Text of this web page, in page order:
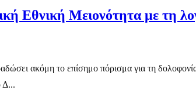
Εθνική Μειονότητα με τη
ακόμη το επίσημο πόρισμα για τη
Δ...